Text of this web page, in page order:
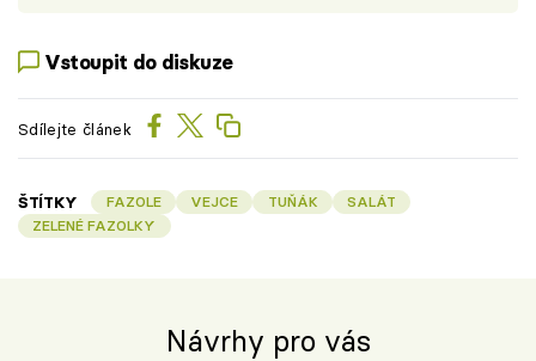
Vstoupit do diskuze
Sdílejte článek
ŠTÍTKY FAZOLE VEJCE TUŇÁK
SALÁT
ZELENÉ FAZOLKY
Návrhy pro vás